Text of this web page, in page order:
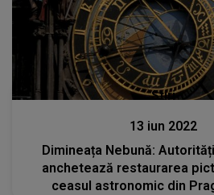
Stiri
13 iun 2022
Dimineața Nebună:
anchetează restaurarea
ceasul astronomic din